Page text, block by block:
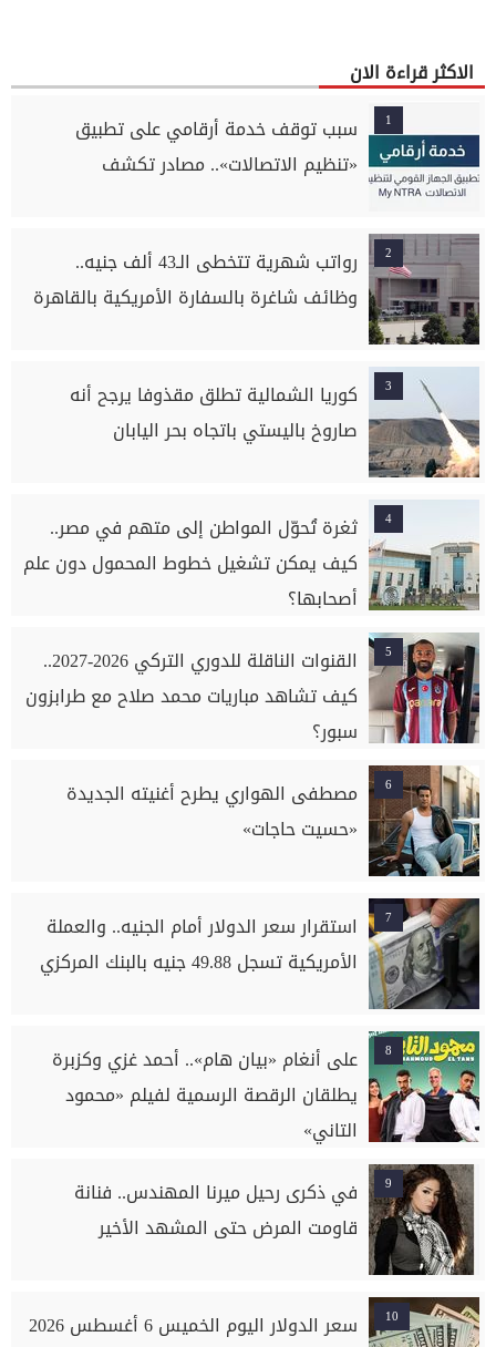
الاكثر قراءة الان
1
سبب توقف خدمة أرقامي على تطبيق
«تنظيم الاتصالات».. مصادر تكشف
2
رواتب شهرية تتخطى الـ43 ألف جنيه..
وظائف شاغرة بالسفارة الأمريكية بالقاهرة
3
كوريا الشمالية تطلق مقذوفا يرجح أنه
صاروخ باليستي باتجاه بحر اليابان
4
ثغرة تُحوّل المواطن إلى متهم في مصر..
كيف يمكن تشغيل خطوط المحمول دون علم
أصحابها؟
5
القنوات الناقلة للدوري التركي 2026-2027..
كيف تشاهد مباريات محمد صلاح مع طرابزون
سبور؟
6
مصطفى الهواري يطرح أغنيته الجديدة
«حسيت حاجات»
7
استقرار سعر الدولار أمام الجنيه.. والعملة
الأمريكية تسجل 49.88 جنيه بالبنك المركزي
8
على أنغام «بيان هام».. أحمد غزي وكزبرة
يطلقان الرقصة الرسمية لفيلم «محمود
التاني»
9
في ذكرى رحيل ميرنا المهندس.. فنانة
قاومت المرض حتى المشهد الأخير
10
سعر الدولار اليوم الخميس 6 أغسطس 2026